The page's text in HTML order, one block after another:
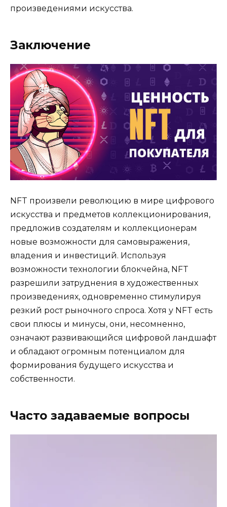
произведениями искусства.
Заключение
NFT произвели революцию в мире цифрового
искусства и предметов коллекционирования,
предложив создателям и коллекционерам
новые возможности для самовыражения,
владения и инвестиций. Используя
возможности технологии блокчейна, NFT
разрешили затруднения в художественных
произведениях, одновременно стимулируя
резкий рост рыночного спроса. Хотя у NFT есть
свои плюсы и минусы, они, несомненно,
означают развивающийся цифровой ландшафт
и обладают огромным потенциалом для
формирования будущего искусства и
собственности.
Часто задаваемые вопросы